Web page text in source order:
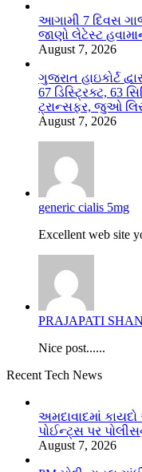
આગામી 7 દિવસ
જાણો લેટેસ્ટ
August 7, 2026
ગુજરાત હાઇકોર્ટ
67 ડિસ્ટ્રિક્ટ, 63
ટ્રાન્સફર, જુઓ
August 7, 2026
generic cialis 5mg
Excellent web site
PRAJAPATI
Nice post......
Recent Tech News
અમદાવાદમાં
પોઈન્ટ્સ પર
August 7, 2026